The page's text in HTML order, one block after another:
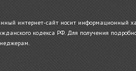
интернет-сайт носит информационный
кодекса РФ. Для получения